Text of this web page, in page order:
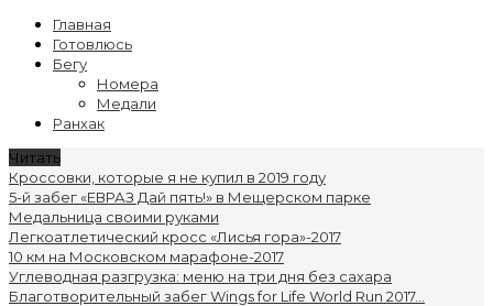
Главная
Готовлюсь
Бегу
Номера
Медали
Ранхак
Читать
Кроссовки, которые я не купил в 2019 году
5-й забег «ЕВРАЗ Дай пять!» в Мещерском парке
Медальница своими руками
Легкоатлетический кросс «Лисья гора»-2017
10 км на Московском марафоне-2017
Углеводная разгрузка: меню на три дня без сахара
Благотворительный забег Wings for Life World Run 2017...